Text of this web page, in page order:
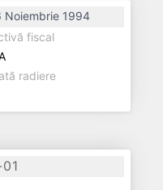
Noiembrie 1994
fiscal
radiere